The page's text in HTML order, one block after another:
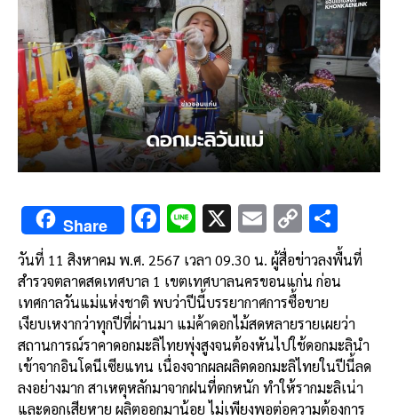
Share F
ac
e
b
o
o
k
Li
e
X E
m
ai
l
C
o
py
Li
n
k
h
ar
วันที่ 11 สิงหาคม พ.ศ. 2567 เวลา 09.30 น. ผู้สื่อข่าวลงพื้นที่
สำรวจตลาดสดเทศบาล 1 เขตเทศบาลนครขอนแก่น ก่อน
เทศกาลวันแม่แห่งชาติ พบว่าปีนี้บรรยากาศการซื้อขาย
เงียบเหงากว่าทุกปีที่ผ่านมา แม่ค้าดอกไม้สดหลายรายเผยว่า
สถานการณ์ราคาดอกมะลิไทยพุ่งสูงจนต้องหันไปใช้ดอกมะลินำ
เข้าจากอินโดนีเซียแทน เนื่องจากผลผลิตดอกมะลิไทยในปีนี้ลด
ลงอย่างมาก สาเหตุหลักมาจากฝนที่ตกหนัก ทำให้รากมะลิเน่า
และดอกเสียหาย ผลิตออกมาน้อย ไม่เพียงพอต่อความต้องการ